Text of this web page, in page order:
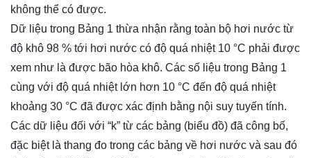
không thể có được.
Dữ liệu trong Bảng 1 thừa nhận rằng toàn bộ hơi nước từ
độ khô 98 % tới hơi nước có độ quá nhiệt 10 °C phải được
xem như là được bão hòa khô. Các số liệu trong Bảng 1
cùng với độ quá nhiệt lớn hơn 10 °C đến độ quá nhiệt
khoảng 30 °C đã được xác định bằng nội suy tuyến tính.
Các dữ liệu đối với “k” từ các bảng (biểu đồ) đã công bố,
đặc biệt là thang đo trong các bảng về hơi nước và sau đó